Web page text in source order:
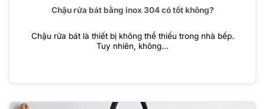
Chậu rửa bát bằng inox 304 có tốt không?
Chậu rửa bát là thiết bị không thể thiếu trong nhà bếp.
Tuy nhiên, không...